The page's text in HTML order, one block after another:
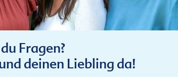
Fragen?
deinen Liebling da!